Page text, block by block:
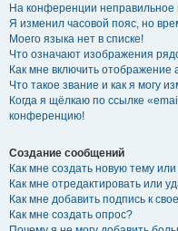
На конференции неправильное
Я изменил часовой пояс, но
Моего языка нет в списке!
Что означают изображения
Как мне включить отображение
Что такое звание и как я могу
Когда я щёлкаю по ссылке
конференцию!
Создание сообщений
Как мне создать новую тему
Как мне отредактировать или
Как мне добавить подпись к
Как мне создать опрос?